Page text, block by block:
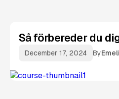
Så förbereder du
December 17, 2024 By